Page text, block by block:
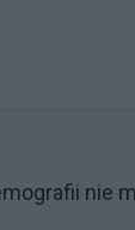
nie